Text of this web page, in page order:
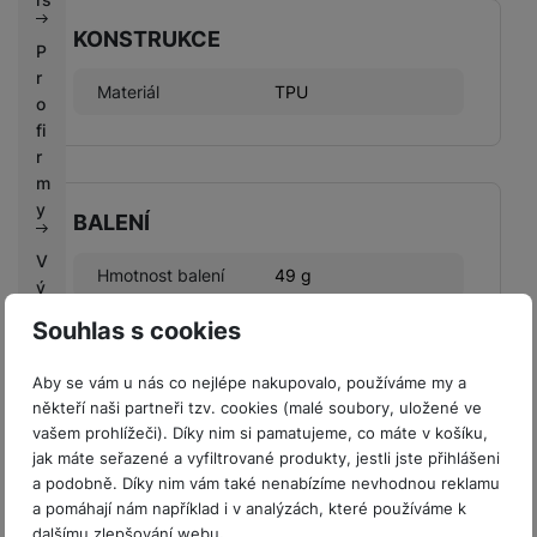
Souhlas s cookies
Aby se vám u nás co nejlépe nakupovalo, používáme my a
někteří naši partneři tzv. cookies (malé soubory, uložené ve
vašem prohlížeči). Díky nim si pamatujeme, co máte v košíku,
jak máte seřazené a vyfiltrované produkty, jestli jste přihlášeni
a podobně. Díky nim vám také nenabízíme nevhodnou reklamu
a pomáhají nám například i v analýzách, které používáme k
P
r
o
fi
r
m
y
V
ý
u
n
í
b
u
KONSTRUKCE
Materiál TPU
BALENÍ
Hmotnost balení 49 g
Délka balení
Výška balení 1,34 CM